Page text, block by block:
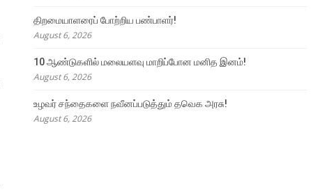
திறமையாளரைப் போற்றிய பண்பாளர்!
August 6, 2026
10 ஆண்டுகளில் மலையளவு மாறிப்போன மனித இனம்!
August 6, 2026
உழவர் சந்தைகளை நவீனப்படுத்தும் தவெக அரசு!
August 6, 2026